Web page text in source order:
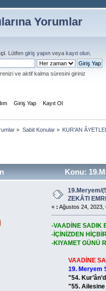
Yorumlar
. Lütfengiriş yapın veyakayıt olun
ve aktif kalma süresini giriniz
Giriş Yap Kayıt Ol
» Sabit Konular» KUR'AN
Konu:
19.Meryem/
ZEKÂTI
« : Ağustos 24, 2023,
-VAADİNE SADIK
-İÇİNİZDEN
-KIYAMET GÜNÜ
VAADİNE
19. Meryem
"54. Kur’ân’da
"55. Ailesine ve